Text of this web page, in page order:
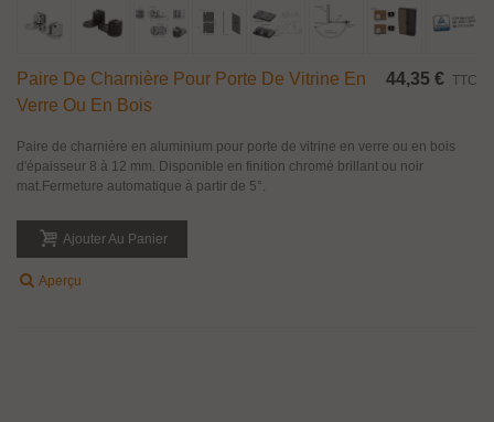
Paire De Charnière Pour Porte De Vitrine En
Verre Ou En Bois
44,35 € TTC
Paire de charnière en aluminium pour porte de vitrine en verre ou en bois
d'épaisseur 8 à 12 mm. Disponible en finition chromé brillant ou noir
mat.Fermeture automatique à partir de 5°.
Ajouter Au Panier
Aperçu